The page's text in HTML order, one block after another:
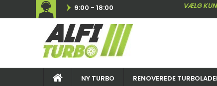
9:00 - 18:00 VÆLG KUN
NY TURBO RENOVEREDE